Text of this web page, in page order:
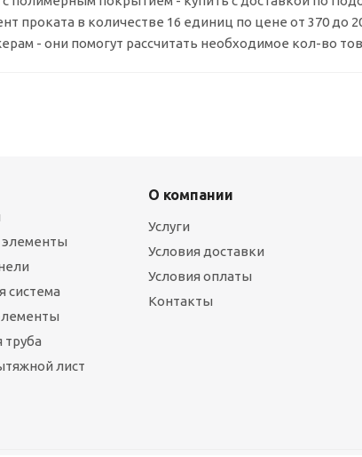
проката в количестве 16 единиц по цене от 370 до
- они помогут рассчитать необходимое кол-во
система
лист
О компании
Услуги
Условия доставки
Условия оплаты
Контакты